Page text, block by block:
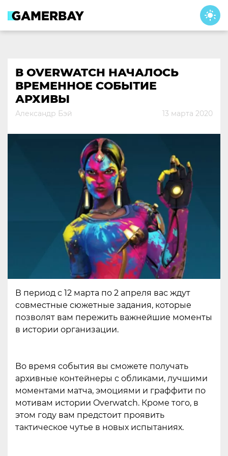
content
В OVERWATCH НАЧАЛОСЬ
ВРЕМЕННОЕ СОБЫТИЕ
АРХИВЫ
Александр Бэй 13 марта 2020
В период с 12 марта по 2 апреля вас ждут
совместные сюжетные задания, которые
позволят вам пережить важнейшие моменты
в истории организации.
Во время события вы сможете получать
архивные контейнеры с обликами, лучшими
моментами матча, эмоциями и граффити по
мотивам истории Overwatch. Кроме того, в
этом году вам предстоит проявить
тактическое чутье в новых испытаниях.